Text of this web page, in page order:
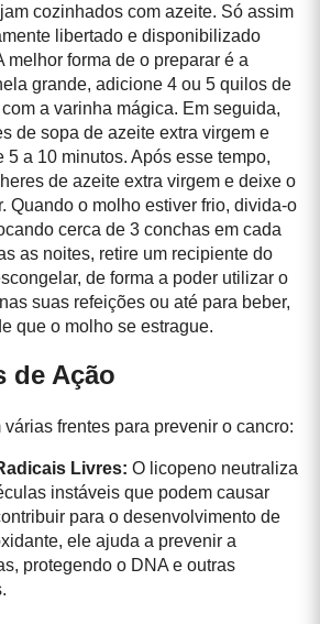
cozinhados com azeite. Só assim
libertado e disponibilizado
melhor forma de o preparar é a
grande, adicione 4 ou 5 quilos de
a varinha mágica. Em seguida,
de sopa de azeite extra virgem e
5 a 10 minutos. Após esse tempo,
de azeite extra virgem e deixe o
Quando o molho estiver frio, divida-o
cerca de 3 conchas em cada
as noites, retire um recipiente do
de forma a poder utilizar o
suas refeições ou até para beber,
que o molho se estrague.
de Ação
frentes para prevenir o cancro:
Livres: O licopeno neutraliza
instáveis que podem causar
para o desenvolvimento de
ele ajuda a prevenir a
protegendo o DNA e outras